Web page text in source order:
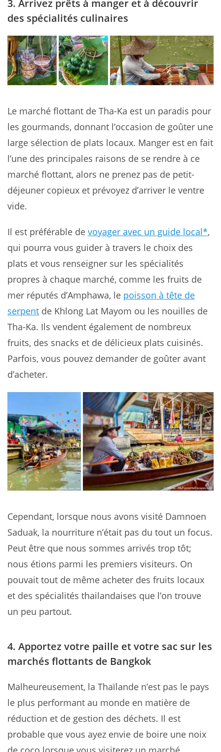
3. Arrivez prêts à manger et à découvrir
des spécialités culinaires
Le marché flottant de Tha-Ka est un paradis pour
les gourmands, donnant l’occasion de goûter une
large sélection de plats locaux. Manger est en fait
l’une des principales raisons de se rendre à ce
marché flottant, alors ne prenez pas de petit-
déjeuner copieux et prévoyez d’arriver le ventre
vide.
Il est préférable de voyager avec un guide local*,
qui pourra vous guider à travers le choix des
plats et vous renseigner sur les spécialités
propres à chaque marché, comme les fruits de
mer réputés d’Amphawa, le poisson à tête de
serpent de Khlong Lat Mayom ou les nouilles de
Tha-Ka. Ils vendent également de nombreux
fruits, des snacks et de délicieux plats cuisinés.
Parfois, vous pouvez demander de goûter avant
d’acheter.
Cependant, lorsque nous avons visité Damnoen
Saduak, la nourriture n’était pas du tout un focus.
Peut être que nous sommes arrivés trop tôt;
nous étions parmi les premiers visiteurs. On
pouvait tout de même acheter des fruits locaux
et des spécialités thailandaises que l’on trouve
un peu partout.
4. Apportez votre paille et votre sac sur les
marchés flottants de Bangkok
Malheureusement, la Thaïlande n’est pas le pays
le plus performant au monde en matière de
réduction et de gestion des déchets. Il est
probable que vous ayez envie de boire une noix